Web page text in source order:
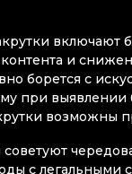
включают
и
борется с
при выявлении
возможны
с легальными